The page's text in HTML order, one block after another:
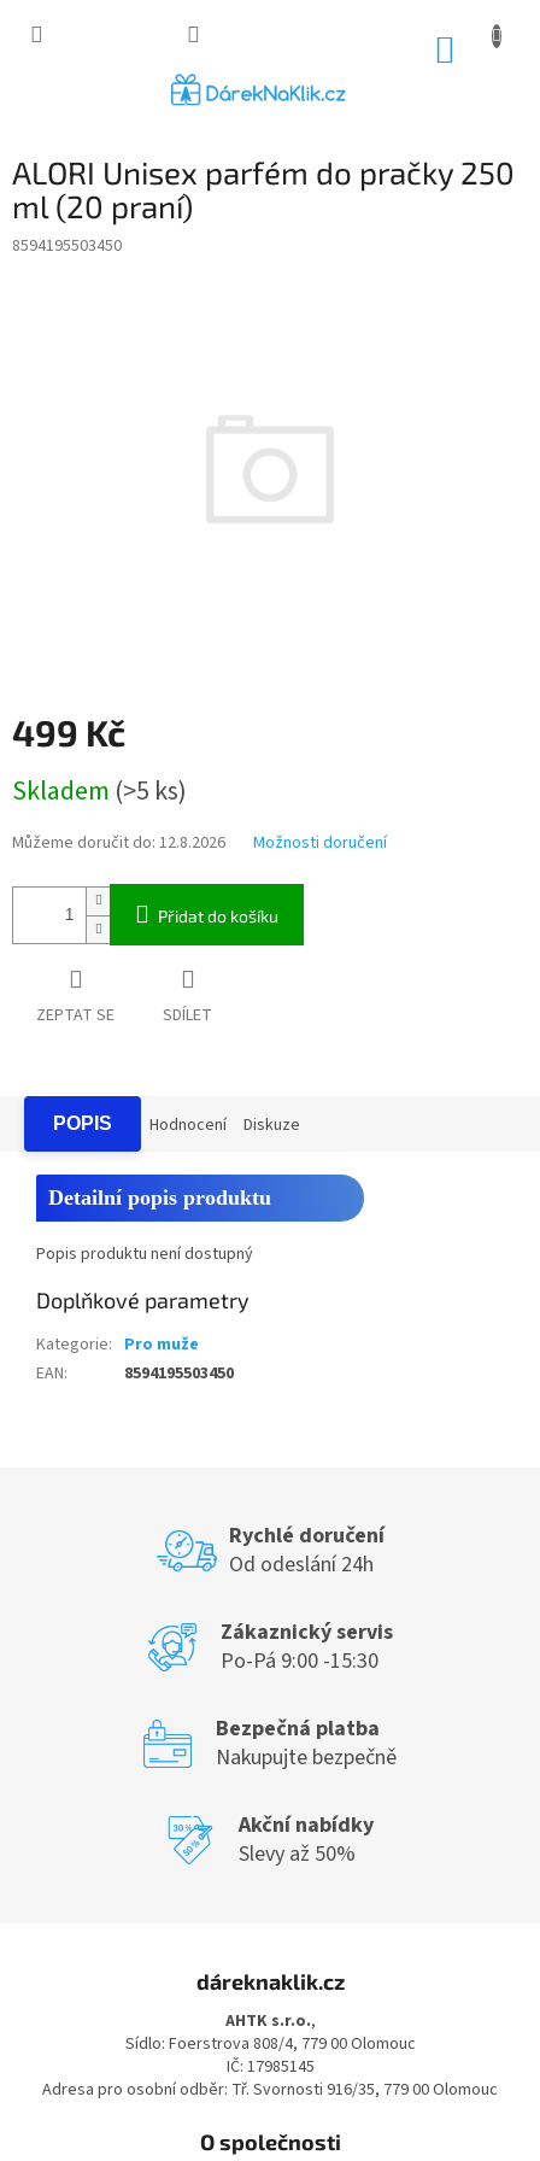
ALORI Unisex parfém do pračky 250
ml (20 praní)
8594195503450
499 Kč
cena:
Skladem (>5 ks)
Můžeme doručit do: 12.8.2026 Možnosti doručení
Přidat do košíku
ZEPTAT SE SDÍLET
POPIS Hodnocení Diskuze
Detailní popis produktu
Popis produktu není dostupný
Doplňkové parametry
Kategorie: Pro muže
EAN: 8594195503450
Rychlé doručení
Od odeslání 24h
Zákaznický servis
Po-Pá 9:00 -15:30
Bezpečná platba
Nakupujte bezpečně
Akční nabídky
Slevy až 50%
dáreknaklik.cz
AHTK s.r.o.,
Sídlo: Foerstrova 808/4, 779 00 Olomouc
IČ: 17985145
Adresa pro osobní odběr: Tř. Svornosti 916/35, 779 00 Olomouc
O společnosti